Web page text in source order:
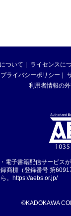
ついて ライセンスに
プライバシーポリシー
利用者情報の
電子書籍配信サービス
商標（登録番号 第
。 https://aebs.or.jp/
©KADOKAWA